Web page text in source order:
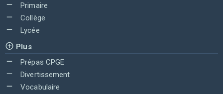
Primaire
Collège
Lycée
Plus
Prépas CPGE
Divertissement
Vocabulaire